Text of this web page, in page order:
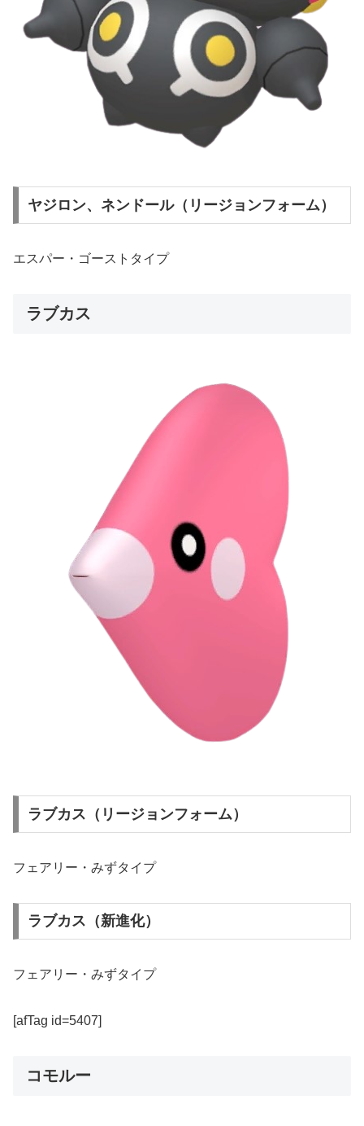
ヤジロン、ネンドール（リージョンフォーム）
エスパー・ゴーストタイプ
ラブカス
ラブカス（リージョンフォーム）
フェアリー・みずタイプ
ラブカス（新進化）
フェアリー・みずタイプ
[afTag id=5407]
コモルー